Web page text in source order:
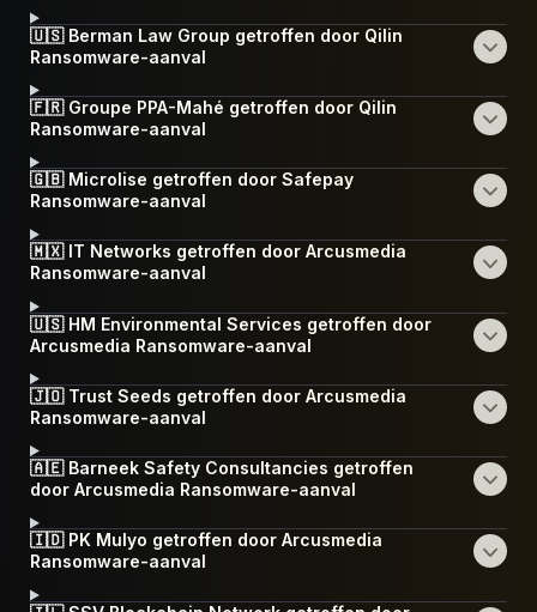
🇺🇸 Berman Law Group getroffen door Qilin
Ransomware-aanval
🇫🇷 Groupe PPA-Mahé getroffen door Qilin
Ransomware-aanval
🇬🇧 Microlise getroffen door Safepay
Ransomware-aanval
🇲🇽 IT Networks getroffen door Arcusmedia
Ransomware-aanval
🇺🇸 HM Environmental Services getroffen door
Arcusmedia Ransomware-aanval
🇯🇴 Trust Seeds getroffen door Arcusmedia
Ransomware-aanval
🇦🇪 Barneek Safety Consultancies getroffen
door Arcusmedia Ransomware-aanval
🇮🇩 PK Mulyo getroffen door Arcusmedia
Ransomware-aanval